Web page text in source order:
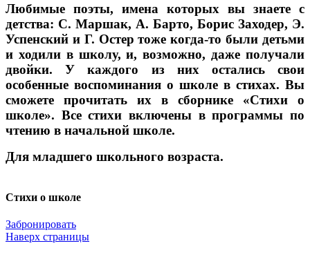
Любимые поэты, имена которых вы знаете с
детства: С. Маршак, А. Барто, Борис Заходер, Э.
Успенский и Г. Остер тоже когда-то были детьми
и ходили в школу, и, возможно, даже получали
двойки. У каждого из них остались свои
особенные воспоминания о школе в стихах. Вы
сможете прочитать их в сборнике «Стихи о
школе». Все стихи включены в программы по
чтению в начальной школе.
Для младшего школьного возраста.
Стихи о школе
Забронировать
Наверх страницы